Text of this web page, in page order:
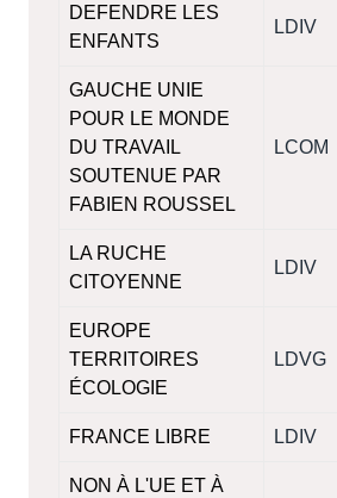
DEFENDRE LES
ENFANTS
LDIV
GAUCHE UNIE
POUR LE MONDE
DU TRAVAIL
SOUTENUE PAR
FABIEN ROUSSEL
LCOM
LA RUCHE
CITOYENNE
LDIV
EUROPE
TERRITOIRES
ÉCOLOGIE
LDVG
FRANCE LIBRE LDIV
NON À L'UE ET À